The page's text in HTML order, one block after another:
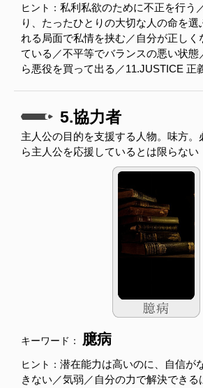
ヒント： 私利私欲のために不正を行う
り、たったひとりの大切な人の命を選
れる局面で私情を挟む／自分が正しく
ている／不平等でバランスの悪い状態
ら悪役を買って出る／11.JUSTICE 正
5.協力者
主人公の目的を支援する人物。味方。
ら主人公を応援しているとは限らない
キーワード： 臆病
ヒント： 潜在能力は高いのに、自信が
きない／気弱／自分の力で解決できる